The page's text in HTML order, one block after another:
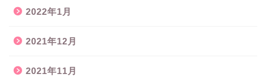
2022年1月
2021年12月
2021年11月